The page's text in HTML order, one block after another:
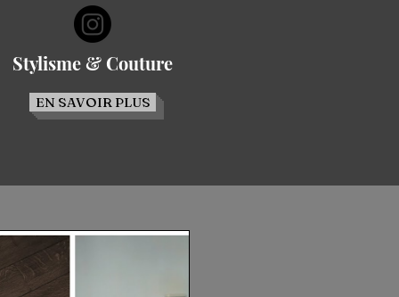
Stylisme & Couture
EN SAVOIR PLUS